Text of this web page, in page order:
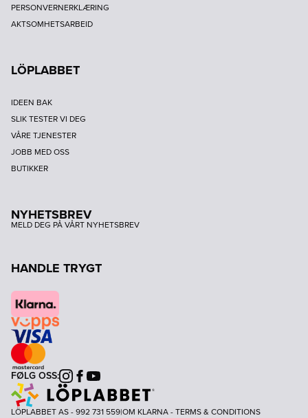
PERSONVERNERKLÆRING
AKTSOMHETSARBEID
LÖPLABBET
IDEEN BAK
SLIK TESTER VI DEG
VÅRE TJENESTER
JOBB MED OSS
BUTIKKER
NYHETSBREV
MELD DEG PÅ VÅRT NYHETSBREV
HANDLE TRYGT
FØLG OSS:Instagram
Facebook
Youtube
LÖPLABBET AS - 992 731 559|OM KLARNA-TERMS & CONDITIONS